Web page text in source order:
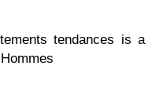
tendances is a